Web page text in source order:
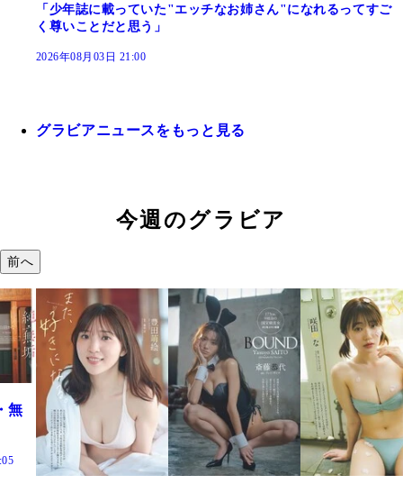
「少年誌に載っていた"エッチなお姉さん"になれるってすご
く尊いことだと思う」
2026年08月03日 21:00
グラビアニュースをもっと見る
今週のグラビア
前へ